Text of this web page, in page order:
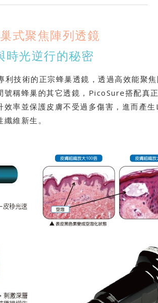
式聚焦陣列透鏡
時光逆行的秘密
利技術的正宗蜂巢透鏡，透過高效能聚
號稱蜂巢的其它透鏡，PicoSure搭配真
效率並保護皮膚不受過多傷害，進而產
維新生。